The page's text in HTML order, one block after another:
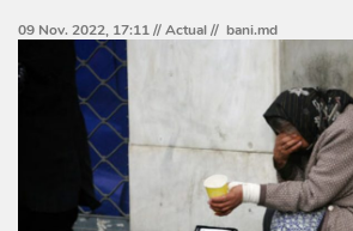
09 Nov. 2022, 17:11 //Actual// bani.md